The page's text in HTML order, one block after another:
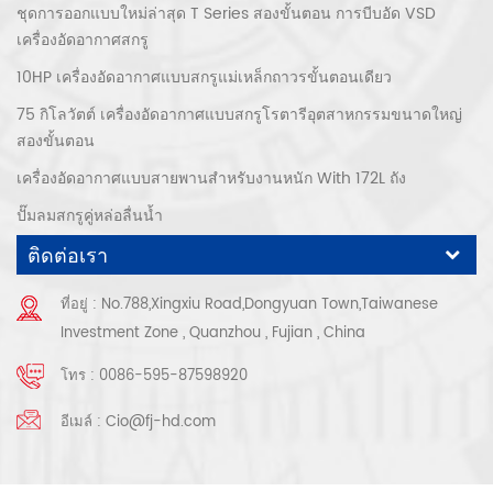
ชุดการออกแบบใหม่ล่าสุด T Series สองขั้นตอน การบีบอัด VSD
เครื่องอัดอากาศสกรู
10HP เครื่องอัดอากาศแบบสกรูแม่เหล็กถาวรขั้นตอนเดียว
75 กิโลวัตต์ เครื่องอัดอากาศแบบสกรูโรตารีอุตสาหกรรมขนาดใหญ่
สองขั้นตอน
เครื่องอัดอากาศแบบสายพานสำหรับงานหนัก With 172L ถัง
ปั๊มลมสกรูคู่หล่อลื่นน้ำ
ติดต่อเรา
ที่อยู่ : No.788,Xingxiu Road,Dongyuan Town,Taiwanese
Investment Zone , Quanzhou , Fujian , China
โทร : 0086-595-87598920
อีเมล์ : Cio@fj-hd.com